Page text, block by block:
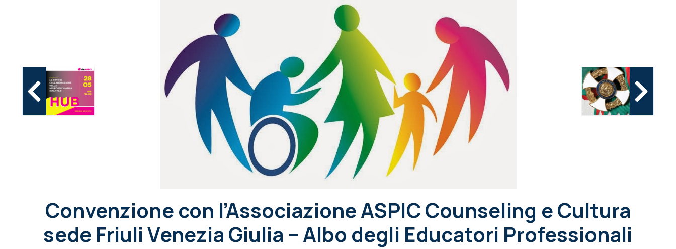
Convenzione con l’Associazione ASPIC Counseling e Cultura
sede Friuli Venezia Giulia – Albo degli Educatori Professionali